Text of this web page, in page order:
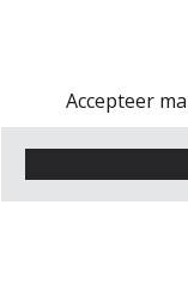
Accepteer